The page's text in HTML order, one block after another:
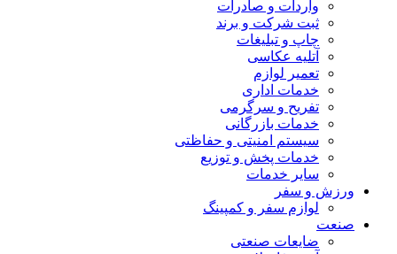
واردات و صادرات
ثبت شرکت و برند
چاپ و تبلیغات
آتلیه عکاسی
تعمیر لوازم
خدمات اداری
تفریح و سرگرمی
خدمات بازرگانی
سیستم امنیتی و حفاظتی
خدمات پخش و توزیع
سایر خدمات
ورزش و سفر
لوازم سفر و کمپینگ
صنعت
ضایعات صنعتی